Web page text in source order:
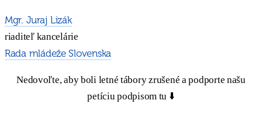
Mgr. Juraj Lizák
riaditeľ kancelárie
Rada mládeže Slovenska
Nedovoľte, aby boli letné tábory zrušené a podporte našu
petíciu podpisom tu ⬇️